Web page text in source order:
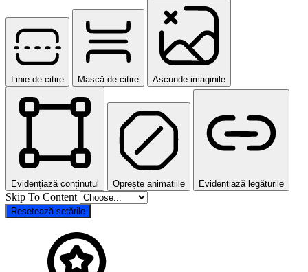
Linie de citire Mască de citire Ascunde imaginile
Evidențiază conținutul Oprește animațiile Evidențiază legăturile
Skip To Content
Resetează setările